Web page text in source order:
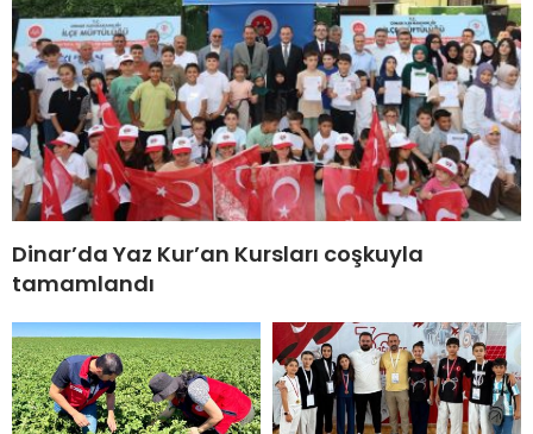
Dinar’da Yaz Kur’an Kursları coşkuyla
tamamlandı